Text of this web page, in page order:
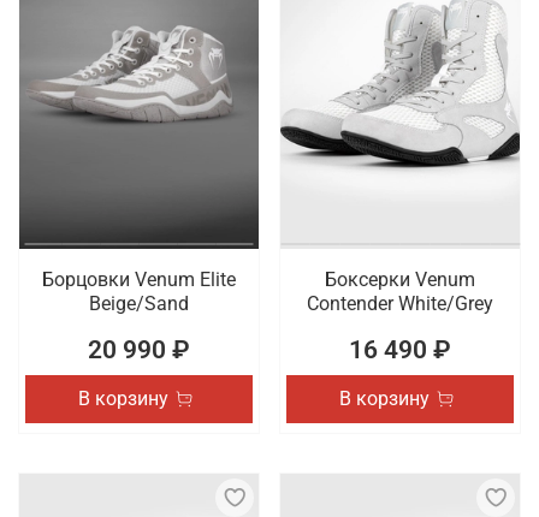
Борцовки Venum Elite
Beige/Sand
20 990 ₽
В корзину
Боксерки Venum
Contender White/Grey
16 490 ₽
В корзину